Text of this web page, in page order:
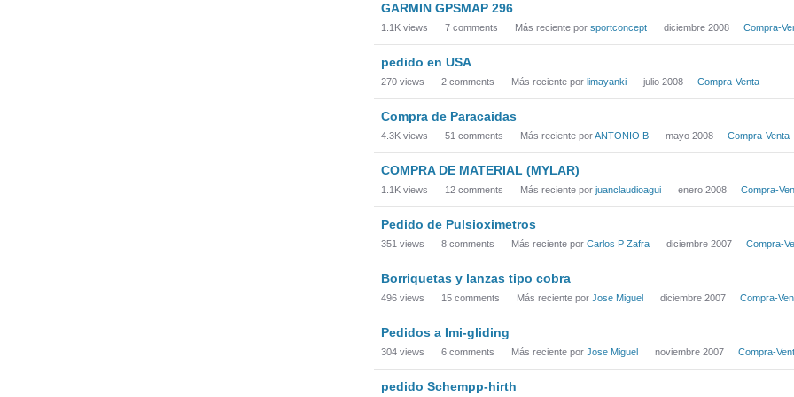
GARMIN GPSMAP 296
1.1K views 7 comments Más reciente por sportconcept diciembre 2008 Compra-
pedido en USA
270 views 2 comments Más reciente por limayanki julio 2008 Compra-Venta
Compra de Paracaidas
4.3K views 51 comments Más reciente porANTONIO B mayo 2008 Compra-Venta
COMPRA DE MATERIAL (MYLAR)
1.1K views 12 comments Más reciente por juanclaudioagui enero 2008 Compra-
Pedido de Pulsioximetros
351 views 8 comments Más reciente por Carlos P Zafra diciembre 2007 Compra-
Borriquetas y lanzas tipo cobra
496 views 15 comments Más reciente por Jose Miguel diciembre 2007 Compra-
Pedidos a Imi-gliding
304 views 6 comments Más reciente por Jose Miguel noviembre 2007 Compra-
pedido Schempp-hirth